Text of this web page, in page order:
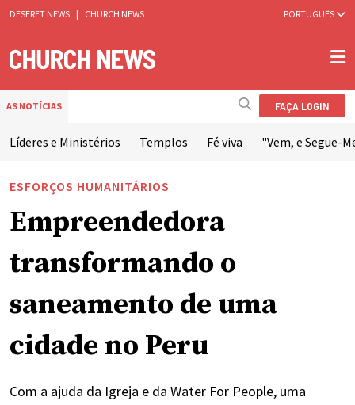
DESERET NEWS | CHURCH NEWS PORTUGUÊS
AS NOTÍCIAS FAÇA LOGIN
Líderes e Ministérios Templos Fé viva "Vem, e Segue-
ESFORÇOS HUMANITÁRIOS
Empreendedora
transformando o
saneamento de uma
cidade no Peru
Com a ajuda da Igreja e da Water For People, uma